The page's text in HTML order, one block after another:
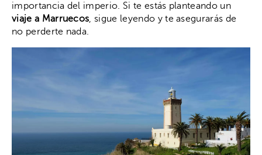
importancia del imperio. Si te estás planteando un
viaje a Marruecos, sigue leyendo y te asegurarás de
no perderte nada.